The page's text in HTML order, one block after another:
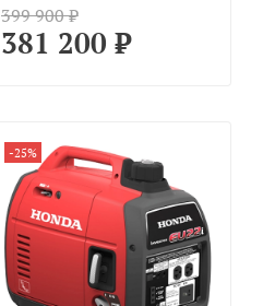
399 900 ₽
381 200 ₽
-25%